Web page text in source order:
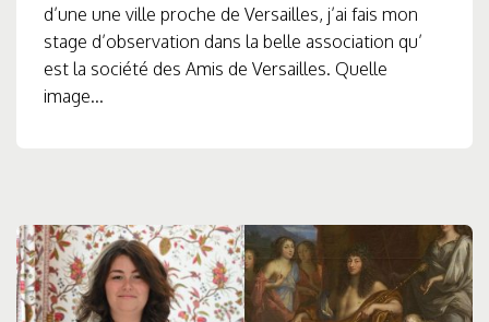
d’une une ville proche de Versailles, j’ai fais mon
stage d’observation dans la belle association qu’
est la société des Amis de Versailles. Quelle
image...